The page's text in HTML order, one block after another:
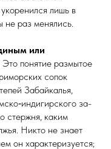
лишь в
не раз менялись.
или
Это понятие размытое
сопок
Забайкалья,
за­
стержня, каким
Никто не знает
он характеризуется;